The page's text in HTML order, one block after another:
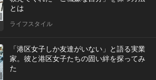
とは
ライフスタイル
「港区女子しか友達がいない」と語る実業
家。彼と港区女子たちの固い絆を探ってみ
た